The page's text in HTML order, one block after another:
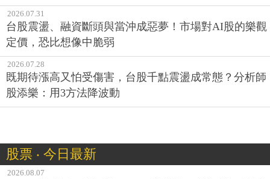
定價，恐比想像中脆弱
2026.07.28
既期待漲高又怕受傷害，台股千點震盪成常態？分析師
股添樂：用3方法降波動
2026.08.07
CoWoS後的下一張王牌：SoIC擴產潮，「這3檔」最受
惠！